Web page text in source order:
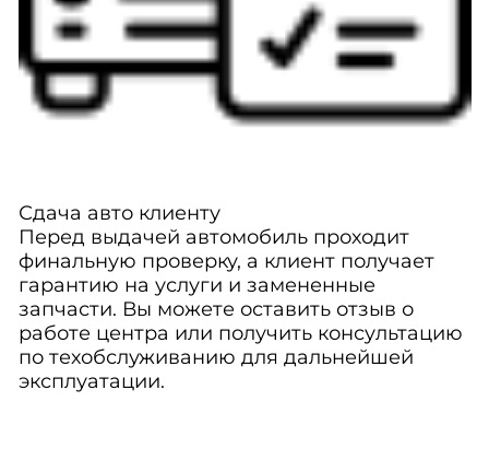
Сдача авто клиенту
Перед выдачей автомобиль проходит
финальную проверку, а клиент получает
гарантию на услуги и замененные
запчасти. Вы можете оставить отзыв о
работе центра или получить консультацию
по техобслуживанию для дальнейшей
эксплуатации.